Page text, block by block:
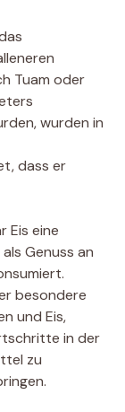
Tuam oder
wurden in
dass er
Eis eine
Genuss an
besondere
und Eis,
in der
zu